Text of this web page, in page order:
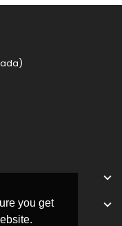
you get